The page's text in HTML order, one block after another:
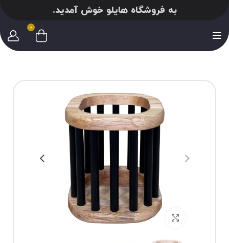
به فروشگاه هایلو خوش آمدید.
0
برای بزرگنمایی کلیک کنید